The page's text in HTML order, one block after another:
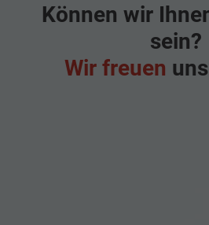
Können wir
sein?
Wir freuen